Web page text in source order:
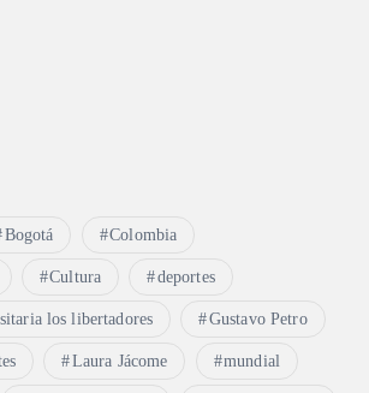
Bogotá Colombia
Cultura deportes
los libertadores Gustavo Petro
Laura Jácome mundial